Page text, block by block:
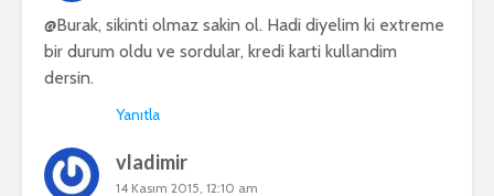
@Burak, sikinti olmaz sakin ol. Hadi diyelim ki extreme
bir durum oldu ve sordular, kredi karti kullandim
dersin.
Yanıtla
vladimir
14 Kasım 2015, 12:10 am